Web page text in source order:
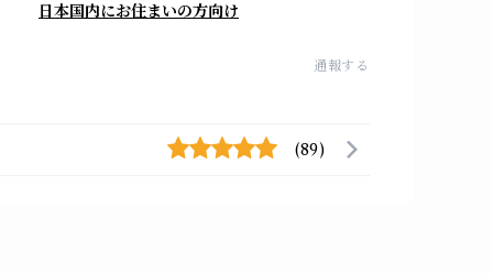
日本国内にお住まいの方向け
通報する
(89)